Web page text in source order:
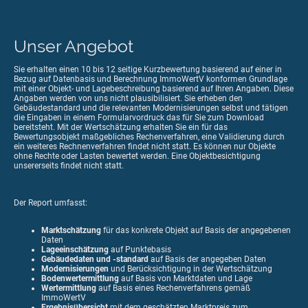
Unser Angebot
Sie erhalten einen 10 bis 12 seitige Kurzbewertung basierend auf einer in
Bezug auf Datenbasis und Berechnung ImmoWertV konformen Grundlage
mit einer Objekt- und Lagebeschreibung basierend auf Ihren Angaben. Diese
Angaben werden von uns nicht plausibilisiert. Sie erheben den
Gebäudestandard und die relevanten Modernisierungen selbst und tätigen
die Eingaben in einem Formularvordruck das für Sie zum Download
bereitsteht. Mit der Wertschätzung erhalten Sie ein für das
Bewertungsobjekt maßgebliches Rechenverfahren, eine Validierung durch
ein weiteres Rechnenverfahren findet nicht statt. Es können nur Objekte
ohne Rechte oder Lasten bewertet werden. Eine Objektbesichtigung
unsererseits findet nicht statt.
Der Report umfasst:
Marktschätzung für das konkrete Objekt auf Basis der angegebenen
Daten
Lageeinschätzung auf Punktebasis
Gebäudedaten und -standard auf Basis der angegeben Daten
Modernisierungen und Berücksichtigung in der Wertschätzung
Bodenwertermittlung auf Basis von Marktdaten und Lage
Wertermittlung auf Basis eines Rechenverfahrens gemäß
ImmoWertV